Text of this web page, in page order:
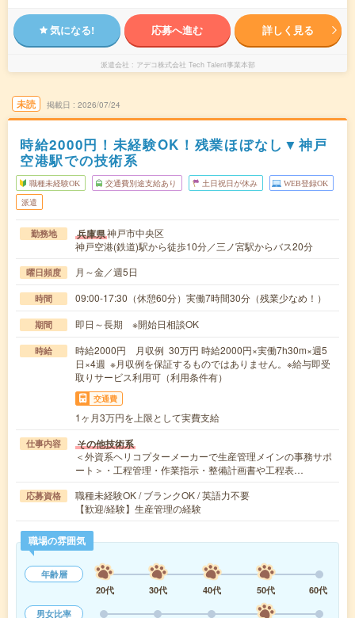
気になる! 応募へ進む 詳しく見る
派遣会社 アデコ株式会社 Tech Talent事業本部
未読 掲載日 2026/07/24
時給2000円！未経験OK！残業ほぼなし▼神戸
空港駅での技術系
職種未経験OK 交通費別途支給あり 土日祝日が休み WEB登録OK
派遣
勤務地 兵庫県神戸市中央区
神戸空港(鉄道)駅から徒歩10分／三ノ宮駅からバス20分
曜日頻度 月～金／週5日
時間 09:00-17:30（休憩60分）実働7時間30分（残業少なめ！）
期間 即日～長期 ※開始日相談OK
時給
時給2000円 月収例 30万円 時給2000円×実働7h30m×週5
日×4週 ※月収例を保証するものではありません。※給与即受
取りサービス利用可（利用条件有）
交通費
1ヶ月3万円を上限として実費支給
仕事内容 その他技術系
＜外資系ヘリコプターメーカーで生産管理メインの事務サポ
ート＞・工程管理・作業指示・整備計画書や工程表…
応募資格
職種未経験OK / ブランクOK / 英語力不要
【歓迎/経験】生産管理の経験
職場の雰囲気
年齢層
20代
30代 40代 50代
60代
男女比率